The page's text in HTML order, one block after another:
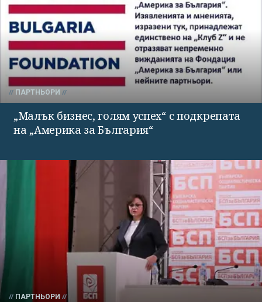
ПАРТНЬОРИ
„Малък бизнес, голям успех“ с подкрепата
на „Америка за България“
ПАРТНЬОРИ